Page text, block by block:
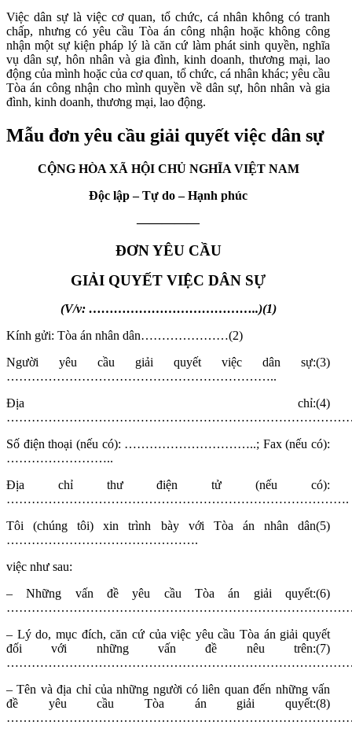
Việc dân sự là việc cơ quan, tổ chức, cá nhân không có tranh
chấp, nhưng có yêu cầu Tòa án công nhận hoặc không công
nhận một sự kiện pháp lý là căn cứ làm phát sinh quyền, nghĩa
vụ dân sự, hôn nhân và gia đình, kinh doanh, thương mại, lao
động của mình hoặc của cơ quan, tổ chức, cá nhân khác; yêu cầu
Tòa án công nhận cho mình quyền về dân sự, hôn nhân và gia
đình, kinh doanh, thương mại, lao động.
Mẫu đơn yêu cầu giải quyết việc dân sự
CỘNG HÒA XÃ HỘI CHỦ NGHĨA VIỆT NAM
Độc lập – Tự do – Hạnh phúc
—————
ĐƠN YÊU CẦU
GIẢI QUYẾT VIỆC DÂN SỰ
(V/v: …………………………………..)(1)
Kính gửi: Tòa án nhân dân…………………(2)
Người yêu cầu giải quyết việc dân sự:(3)
………………………………………………………..
Địa chỉ:(4)
Số điện thoại (nếu có): …………………………..; Fax (nếu có):
……………………..
Địa chỉ thư điện tử (nếu có):
……………………………………………………………………….
Tôi (chúng tôi) xin trình bày với Tòa án nhân dân(5)
……………………………………….
việc như sau:
– Những vấn đề yêu cầu Tòa án giải quyết:(6)
– Lý do, mục đích, căn cứ của việc yêu cầu Tòa án giải quyết
đối với những vấn đề nêu trên:(7)
– Tên và địa chỉ của những người có liên quan đến những vấn
đề yêu cầu Tòa án giải quyết:(8)